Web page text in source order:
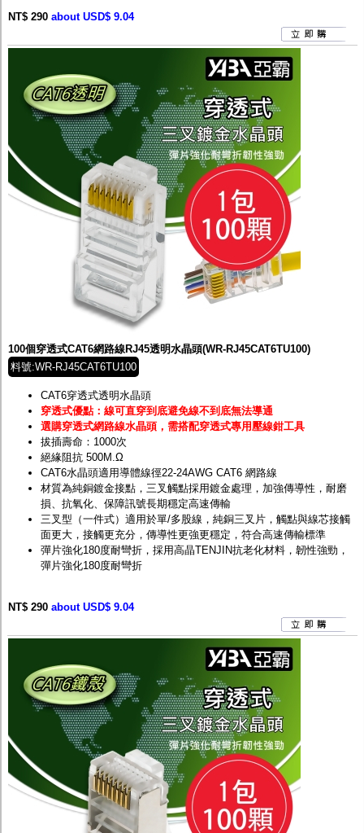
NT$ 290 about USD$ 9.04
100個穿透式CAT6網路線RJ45透明水晶頭(WR-RJ45CAT6TU100)
料號:WR-RJ45CAT6TU100
CAT6穿透式透明水晶頭
穿透式優點：線可直穿到底避免線不到底無法導通
選購穿透式網路線水晶頭，需搭配穿透式專用壓線鉗工具
拔插壽命：1000次
絕緣阻抗 500M.Ω
CAT6水晶頭適用導體線徑22-24AWG CAT6 網路線
材質為純銅鍍金接點，三叉觸點採用鍍金處理，加強傳導性，耐磨
損、抗氧化、保障訊號長期穩定高速傳輸
三叉型（一件式）適用於單/多股線，純銅三叉片，觸點與線芯接觸
面更大，接觸更充分，傳導性更強更穩定，符合高速傳輸標準
彈片強化180度耐彎折，採用高晶TENJIN抗老化材料，韌性強勁，
彈片強化180度耐彎折
NT$ 290 about USD$ 9.04